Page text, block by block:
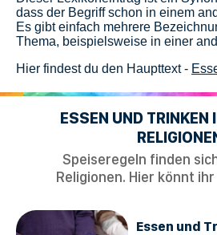
dass der Begriff schon in einem
Es gibt einfach mehrere
Thema, beispielsweise in einer
Hier findest du den Haupttext -
ESSEN UND TRINKEN
Speiseregeln finden
Religionen. Hier könnt
Essen und